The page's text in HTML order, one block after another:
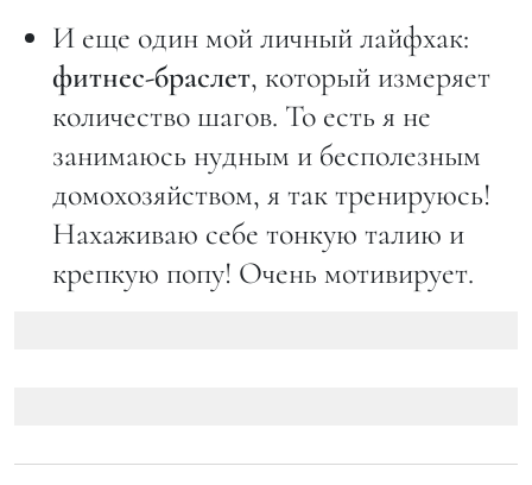
И еще один мой личный лайфхак:
фитнес-браслет, который измеряет
количество шагов. То есть я не
занимаюсь нудным и бесполезным
домохозяйством, я так тренируюсь!
Нахаживаю себе тонкую талию и
крепкую попу! Очень мотивирует.